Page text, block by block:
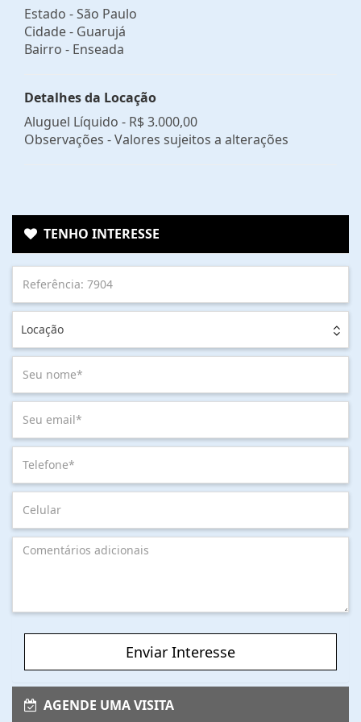
Estado -São Paulo
Cidade - Guarujá
Bairro - Enseada
Detalhes da Locação
Aluguel Líquido - R$ 3.000,00
Observações - Valores sujeitos a alterações
TENHO INTERESSE
Locação
Enviar Interesse
AGENDE UMA VISITA